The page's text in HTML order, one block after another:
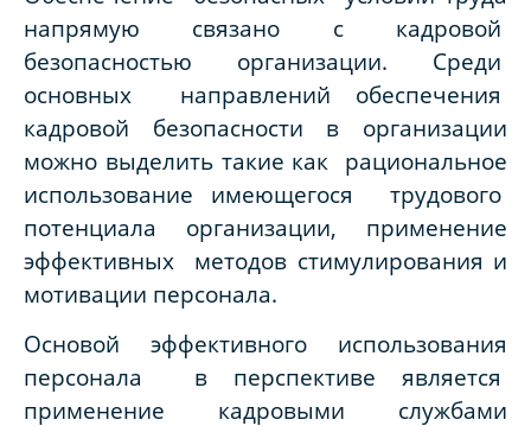
напрямую связано с кадровой
безопасностью организации. Среди
основных направлений обеспечения
кадровой безопасности в организации
можно выделить такие как рациональное
использование имеющегося трудового
потенциала организации, применение
эффективных методов стимулирования и
мотивации персонала.
Основой эффективного использования
персонала в перспективе является
применение кадровыми службами